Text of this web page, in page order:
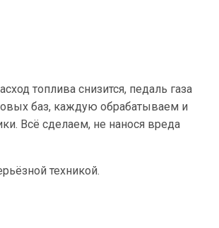
топлива снизится, педаль газа
баз, каждую обрабатываем и
Всё сделаем, не нанося вреда
техникой.